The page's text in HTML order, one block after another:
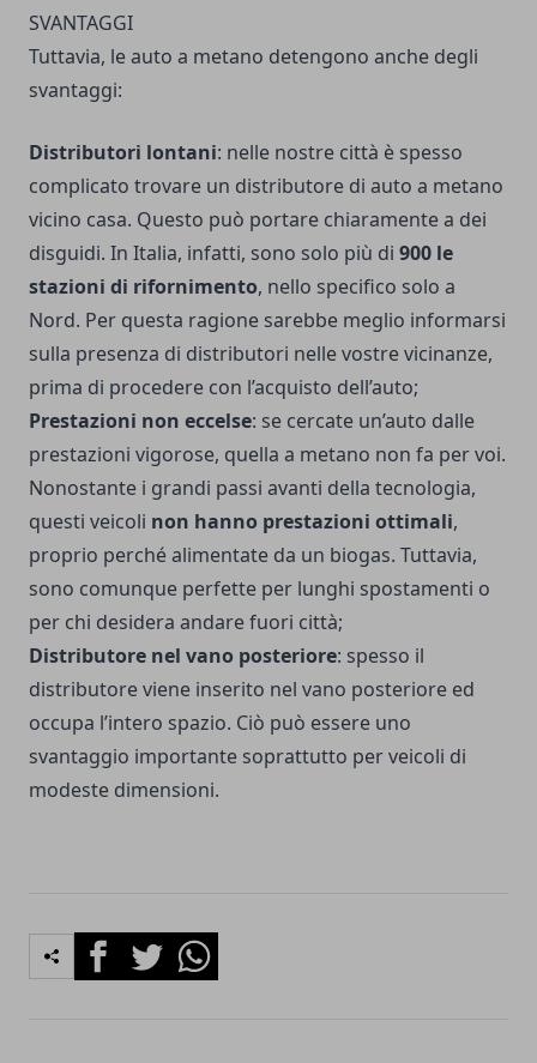
SVANTAGGI
Tuttavia, le auto a metano detengono anche degli
svantaggi:
Distributori lontani: nelle nostre città è spesso
complicato trovare un distributore di auto a metano
vicino casa. Questo può portare chiaramente a dei
disguidi. In Italia, infatti, sono solo più di 900 le
stazioni di rifornimento, nello specifico solo a
Nord. Per questa ragione sarebbe meglio informarsi
sulla presenza di distributori nelle vostre vicinanze,
prima di procedere con l’acquisto dell’auto;
Prestazioni non eccelse: se cercate un’auto dalle
prestazioni vigorose, quella a metano non fa per voi.
Nonostante i grandi passi avanti della tecnologia,
questi veicoli non hanno prestazioni ottimali,
proprio perché alimentate da un biogas. Tuttavia,
sono comunque perfette per lunghi spostamenti o
per chi desidera andare fuori città;
Distributore nel vano posteriore: spesso il
distributore viene inserito nel vano posteriore ed
occupa l’intero spazio. Ciò può essere uno
svantaggio importante soprattutto per veicoli di
modeste dimensioni.
FacebookTwitterWhatsapp